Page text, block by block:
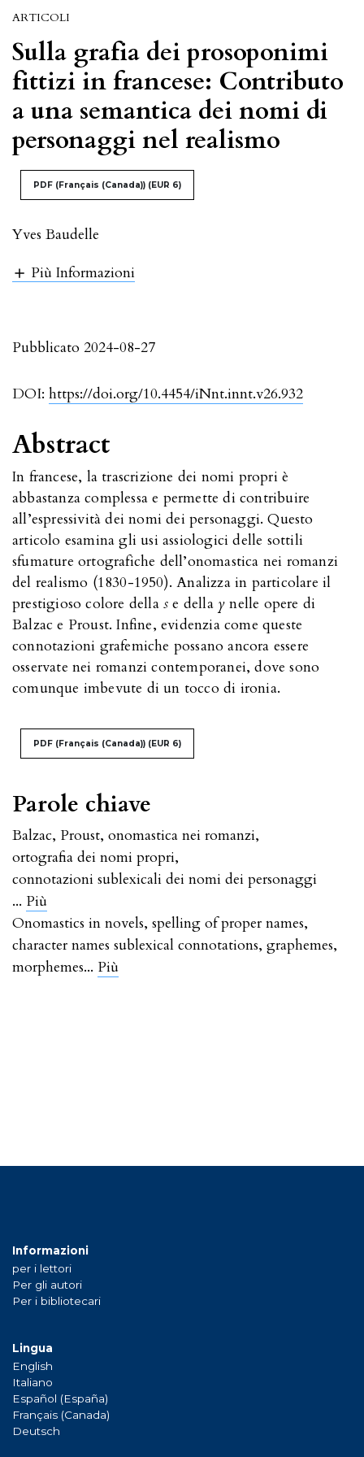
ARTICOLI
Sulla grafia dei prosoponimi
fittizi in francese: Contributo
a una semantica dei nomi di
personaggi nel realismo
PDF (Français (Canada)) (EUR 6)
Yves Baudelle
Più Informazioni
DOI: https://doi.org/10.4454/iNnt.innt.v26.932
Pubblicato 2024-08-27
Parole chiave
Balzac, Proust, onomastica nei romanzi,
ortografia dei nomi propri,
connotazioni sublexicali dei nomi dei personaggi
... Più
Onomastics in novels, spelling of proper names,
character names sublexical connotations, graphemes,
morphemes... Più
Abstract
In francese, la trascrizione dei nomi propri è
abbastanza complessa e permette di contribuire
all’espressività dei nomi dei personaggi. Questo
articolo esamina gli usi assiologici delle sottili
sfumature ortografiche dell’onomastica nei romanzi
del realismo (1830-1950). Analizza in particolare il
prestigioso colore della s e della y nelle opere di
Balzac e Proust. Infine, evidenzia come queste
connotazioni grafemiche possano ancora essere
osservate nei romanzi contemporanei, dove sono
comunque imbevute di un tocco di ironia.
PDF (Français (Canada)) (EUR 6)
Informazioni
per i lettori
Per gli autori
Per i bibliotecari
Lingua
English
Italiano
Español (España)
Français (Canada)
Deutsch